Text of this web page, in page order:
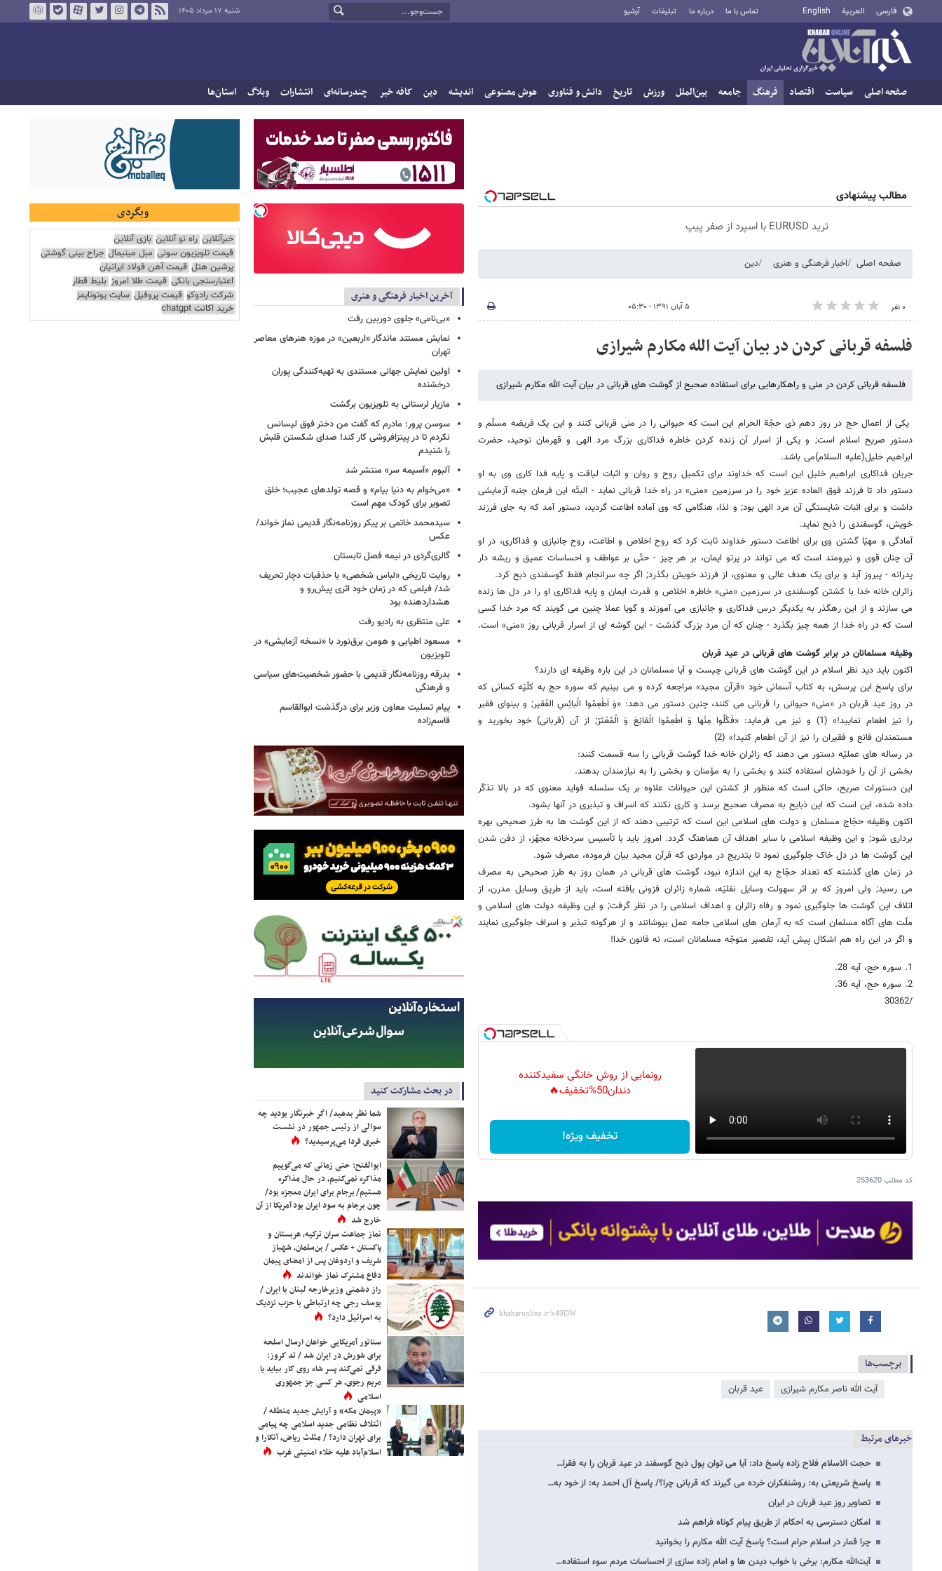
فارسی العربية English تماس با ما درباره ما تبلیغات آرشیو شنبه ۱۷ مرداد ۱۴۰۵
صفحه اصلی سیاست اقتصاد فرهنگ جامعه بین‌الملل ورزش تاریخ دانش و فناوری هوش مصنوعی اندیشه دین کافه خبر چندرسانه‌ای انتشارات وبلاگ استان‌ها
مطالب پیشنهادی
ترید EURUSD با اسپرد از صفر پیپ
صفحه اصلی اخبار فرهنگی و هنری دین
۰ نفر ۵ آبان ۱۳۹۱ - ۰۵:۳۰
فلسفه قربانی کردن در بیان آیت الله مکارم شیرازی
فلسفه قربانی کردن در منی و راهکارهایی برای استفاده صحیح از گوشت های قربانی در بیان آیت الله مکارم شیرازی
یکى از اعمال حج در روز دهم ذى حجّة الحرام این است که حیوانى را در منى قربانى کنند و این یک فریضه مسلّم و
دستور صریح اسلام است; و یکى از اسرار آن زنده کردن خاطره فداکارى بزرگ مرد الهى و قهرمان توحید، حضرت
ابراهیم خلیل(علیه السلام)مى باشد.
جریان فداکارى ابراهیم خلیل این است که خداوند براى تکمیل روح و روان و اثبات لیاقت و پایه فدا کارى وى به او
دستور داد تا فرزند فوق العاده عزیز خود را در سرزمین «منى» در راه خدا قربانى نماید - البتّه این فرمان جنبه آزمایشى
داشت و براى اثبات شایستگى آن مرد الهى بود; و لذا، هنگامى که وى آماده اطاعت گردید، دستور آمد که به جاى فرزند
خویش، گوسفندى را ذبح نماید.
آمادگى و مهیّا گشتن وى براى اطاعت دستور خداوند ثابت کرد که روح اخلاص و اطاعت، روح جانبازى و فداکارى، در او
آن چنان قوى و نیرومند است که مى تواند در پرتو ایمان، بر هر چیز - حتّى بر عواطف و احساسات عمیق و ریشه دار
پدرانه - پیروز آید و براى یک هدف عالى و معنوى، از فرزند خویش بگذرد; اگر چه سرانجام فقط گوسفندى ذبح کرد.
زائران خانه خدا با کشتن گوسفندى در سرزمین «منى» خاطره اخلاص و قدرت ایمان و پایه فداکارى او را در دل ها زنده
مى سازند و از این رهگذر به یکدیگر درس فداکارى و جانبازى مى آموزند و گویا عملا چنین مى گویند که مرد خدا کسى
است که در راه خدا از همه چیز بگذرد - چنان که آن مرد بزرگ گذشت - این گوشه اى از اسرار قربانى روز «منى» است.
وظیفه مسلمانان در برابر گوشت های قربانی در عید قربان
اکنون باید دید نظر اسلام در این گوشت هاى قربانى چیست و آیا مسلمانان در این باره وظیفه اى دارند؟
براى پاسخ این پرسش، به کتاب آسمانى خود «قرآن مجید» مراجعه کرده و مى بینیم که سوره حج به کلّیّه کسانى که
در روز عید قربان در «منى» حیوانى را قربانى مى کنند، چنین دستور مى دهد: «وَ اَطْعِمُوا الْبائِسِ الفَقیر; و بینواى فقیر
را نیز اطعام نمایید!» (1) و نیز مى فرماید: «فَکُلُوا مِنْها وَ اطْعِمُوا الْقانِعَ وَ الْمُعْتَرّ; از آن (قربانى) خود بخورید و
مستمندان قانع و فقیران را نیز از آن اطعام کنید!» (2)
در رساله هاى عملیّه دستور مى دهند که زائران خانه خدا گوشت قربانى را سه قسمت کنند:
بخشى از آن را خودشان استفاده کنند و بخشى را به مؤمنان و بخشى را به نیازمندان بدهند.
این دستورات صریح، حاکى است که منظور از کشتن این حیوانات علاوه بر یک سلسله فواید معنوى که در بالا تذکّر
داده شده، این است که این ذبایح به مصرف صحیح برسد و کارى نکنند که اسراف و تبذیرى در آنها بشود.
اکنون وظیفه حجّاج مسلمان و دولت هاى اسلامى این است که ترتیبى دهند که از این گوشت ها به طرز صحیحى بهره
بردارى شود; و این وظیفه اسلامى با سایر اهداف آن هماهنگ گردد. امروز باید با تأسیس سردخانه مجهّز، از دفن شدن
این گوشت ها در دل خاک جلوگیرى نمود تا بتدریج در مواردى که قرآن مجید بیان فرموده، مصرف شود.
در زمان هاى گذشته که تعداد حجّاج به این اندازه نبود، گوشت هاى قربانى در همان روز به طرز صحیحى به مصرف
مى رسید; ولى امروز که بر اثر سهولت وسایل نقلیّه، شماره زائران فزونى یافته است، باید از طریق وسایل مدرن، از
اتلاف این گوشت ها جلوگیرى نمود و رفاه زائران و اهداف اسلامى را در نظر گرفت; و این وظیفه دولت هاى اسلامى و
ملّت هاى آگاه مسلمان است که به آرمان هاى اسلامى جامه عمل بپوشانند و از هرگونه تبذیر و اسراف جلوگیرى نمایند
و اگر در این راه هم اشکال پیش آید، تفصیر متوجّه مسلمانان است، نه قانون خدا!
1. سوره حج، آیه 28.
2. سوره حج، آیه 36.
/30362
رونمایی از روش خانگی سفیدکننده
دندان50%تخفیف🔥
تخفیف ویژه!
کد مطلب253620
برچسب‌ها
آیت الله ناصر مکارم شیرازی عید قربان
خبرهای مرتبط
حجت الاسلام فلاح زاده پاسخ داد: آیا می توان پول ذبح گوسفند در عید قربان را به فقرا…
پاسخ شریعتی به: روشنفکران خرده می گیرند که قربانی چرا؟/ پاسخ آل احمد به: از خود به…
تصاویر روز عید قربان در ایران
امکان دسترسی به احکام از طریق پیام کوتاه فراهم شد
چرا قمار در اسلام حرام است؟ پاسخ آیت الله مکارم را بخوانید
آیت‌الله مکارم: برخی با خواب دیدن ها و امام زاده سازی از احساسات مردم سوء استفاده…
آخرین اخبار فرهنگی و هنری
«بی‌نامی» جلوی دوربین رفت
نمایش مستند ماندگار «اربعین» در موزه هنرهای معاصر
تهران
اولین نمایش جهانی مستندی به تهیه‌کنندگی پوران
درخشنده
مازیار لرستانی به تلویزیون برگشت
سوسن پرور: مادرم که گفت من دختر فوق‌ لیسانس
نکردم تا در پیتزافروشی کار کند! صدای شکستن قلبش
را شنیدم
آلبوم «آسیمه سر» منتشر شد
«می‌خوام به دنیا بیام» و قصه تولدهای عجیب؛ خلق
تصویر برای کودک مهم است
سیدمحمد خاتمی بر پیکر روزنامه‌نگار قدیمی نماز خواند/
عکس
گالری‌گردی در نیمه فصل تابستان
روایت تاریخی «لباس شخصی» با حذفیات دچار تحریف
شد/ فیلمی که در زمان خود اثری پیش‌رو و
هشداردهنده بود
علی منتظری به رادیو رفت
مسعود اطیابی و هومن برق‌نورد با «نسخه آزمایشی» در
تلویزیون
بدرقه روزنامه‌نگار قدیمی با حضور شخصیت‌های سیاسی
و فرهنگی
پیام تسلیت معاون وزیر برای درگذشت ابوالقاسم
قاسم‌زاده
در بحث مشارکت کنید
شما نظر بدهید/ اگر خبرنگار بودید چه
سوالی از رئیس جمهور در نشست
خبری فردا می‌پرسیدید؟
ابوالفتح: حتی زمانی که می‌گوییم
مذاکره نمی‌کنیم، در حال مذاکره
هستیم/ برجام برای ایران معجزه بود/
چون برجام به سود ایران بود آمریکا از آن
خارج شد
نماز جماعت سران ترکیه، عربستان و
پاکستان + عکس / بن‌سلمان، شهباز
شریف و اردوغان پس از امضای پیمان
دفاع مشترک نماز خواندند
راز دشمنی وزیرخارجه لبنان با ایران /
یوسف رجی چه ارتباطی با حزب نزدیک
به اسرائیل دارد؟
سناتور آمریکایی خواهان ارسال اسلحه
برای شورش در ایران شد / تد کروز:
فرقی نمی‌کند پسر شاه روی کار بیاید یا
مریم رجوی، هر کسی جز جمهوری
اسلامی
«پیمان مکه» و آرایش جدید منطقه /
ائتلاف نظامی جدید اسلامی چه پیامی
برای تهران دارد؟ / مثلث ریاض، آنکارا و
اسلام‌آباد علیه خلاء امنیتی غرب
وبگردی
خبرآنلاین راه نو آنلاین بازی آنلاین
قیمت تلویزیون سونی مبل مینیمال جراح بینی گوشتی
پرشین هتل قیمت آهن فولاد ایرانیان
اعتبارسنجی بانکی قیمت طلا امروز بلیط قطار
شرکت رادوکو قیمت پروفیل سایت یوتوتایمز
خرید اکانت chatgpt